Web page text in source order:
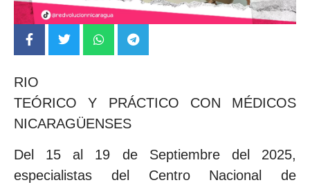
RIO
TEÓRICO Y PRÁCTICO CON MÉDICOS
NICARAGÜENSES
Del 15 al 19 de Septiembre del 2025,
especialistas del Centro Nacional de